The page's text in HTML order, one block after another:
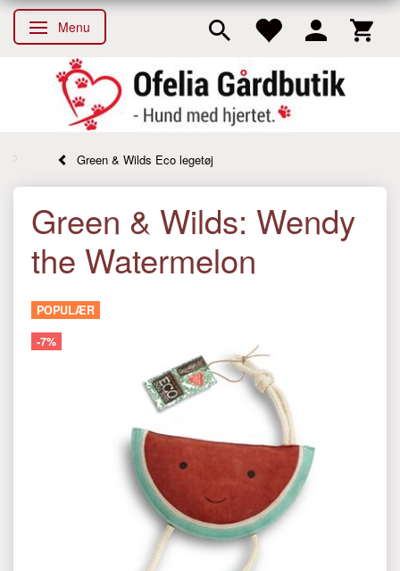
Skifte navigation
Menu
Green & Wilds Eco legetøj
Green & Wilds: Wendy
the Watermelon
POPULÆR
-7%